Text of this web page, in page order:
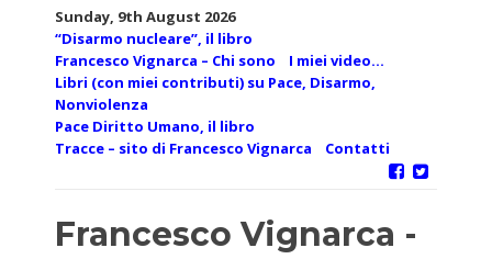
Sunday, 9th August 2026
“Disarmo nucleare”, il libro
Francesco Vignarca – Chi sono
I miei video…
Libri (con miei contributi) su Pace, Disarmo,
Nonviolenza
Pace Diritto Umano, il libro
Tracce – sito di Francesco Vignarca
Contatti
Francesco Vignarca -